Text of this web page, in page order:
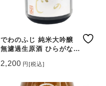
でわのふじ 純米大吟醸
無濾過生原酒 ひらがなラ
2,200 円[税込]